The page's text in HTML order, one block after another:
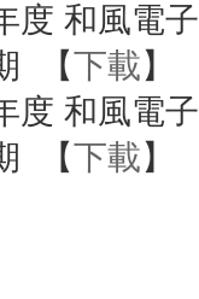
度 和風電子
【下載】
度 和風電子
【下載】